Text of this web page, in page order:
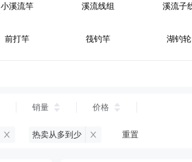
小溪流竿 溪流线组 溪流子
前打竿 筏钓竿 湖钓轮
台钓钩
台钓服饰 台钓装备
销量 价格
热卖从多到少 重置